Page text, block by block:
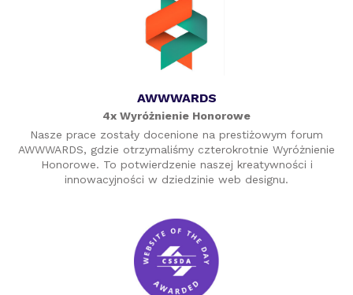
AWWWARDS
4x Wyróżnienie Honorowe
Nasze prace zostały docenione na prestiżowym forum
AWWWARDS, gdzie otrzymaliśmy czterokrotnie Wyróżnienie
Honorowe. To potwierdzenie naszej kreatywności i
innowacyjności w dziedzinie web designu.